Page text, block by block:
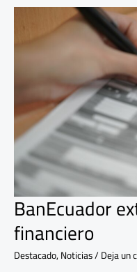
BanEcuador
financiero
Destacado,Noticias/Deja un
BanEcuador
extiende
financiero